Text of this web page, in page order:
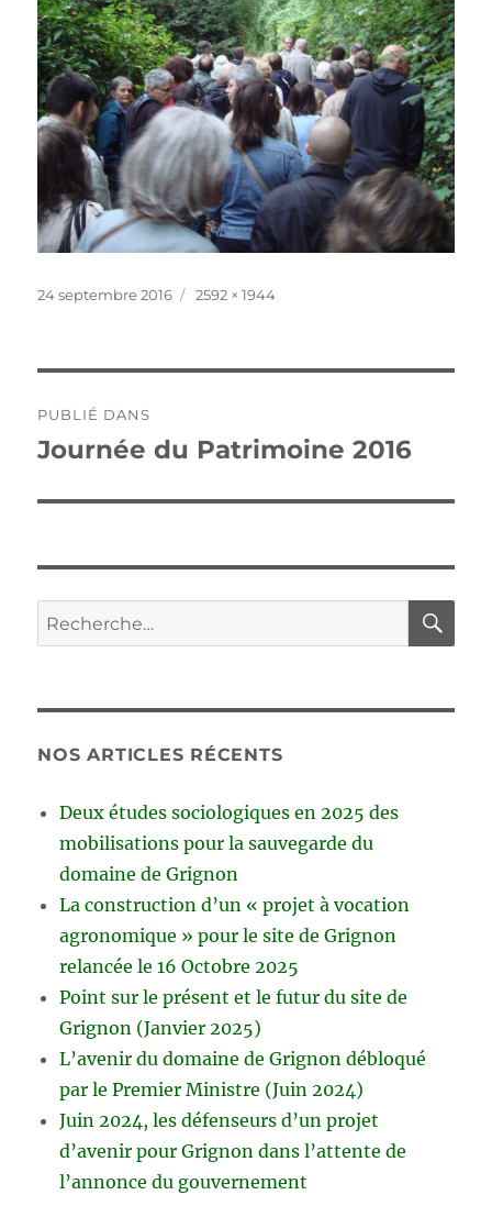
Publié
24 septembre 2016
Taille
2592 × 1944
de
PUBLIÉ DANS
Journée du Patrimoine 2016
Recherche
pour :
NOS ARTICLES RÉCENTS
Deux études sociologiques en 2025 des
mobilisations pour la sauvegarde du
domaine de Grignon
La construction d’un « projet à vocation
agronomique » pour le site de Grignon
relancée le 16 Octobre 2025
Point sur le présent et le futur du site de
Grignon (Janvier 2025)
L’avenir du domaine de Grignon débloqué
par le Premier Ministre (Juin 2024)
Juin 2024, les défenseurs d’un projet
d’avenir pour Grignon dans l’attente de
l’annonce du gouvernement